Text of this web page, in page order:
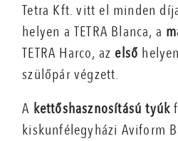
Tetra Kft. vitt el minden
helyen a TETRA Blanca, a
TETRA Harco, az első
szülőpár végzett.
A kettőshasznosítású tyúk
kiskunfélegyházi Aviform